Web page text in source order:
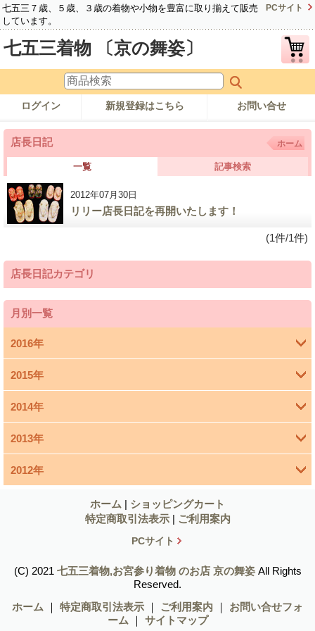
七五三７歳、５歳、３歳の着物や小物を豊富に取り揃えて販売
しています。
PCサイト
七五三着物 〔京の舞姿〕
ログイン 新規登録はこちら お問い合せ
店長日記 ホーム
一覧 記事検索
2012年07月30日
リリー店長日記を再開いたします！
(1件/1件)
店長日記カテゴリ
月別一覧
2016年
4月 (1)
2015年
3月 (1)
1月 (1)
2014年
11月 (4)
10月 (5)
7月 (4)
6月 (5)
2013年
12月 (1)
9月 (2)
8月 (2)
2012年
10月 (7)
9月 (6)
ホーム | ショッピングカート
特定商取引法表示 | ご利用案内
PCサイト
(C) 2021 七五三着物,お宮参り着物 のお店 京の舞姿All Rights
Reserved.
ホーム ｜ 特定商取引法表示 ｜ ご利用案内 ｜ お問い合せフォ
ーム ｜ サイトマップ